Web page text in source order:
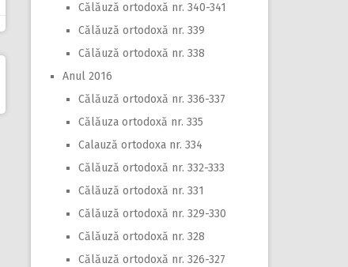
Călăuză ortodoxă nr. 340-341
Călăuză ortodoxă nr. 339
Călăuză ortodoxă nr. 338
Anul 2016
Călăuză ortodoxă nr. 336-337
Călăuza ortodoxă nr. 335
Calauză ortodoxa nr. 334
Călăuză ortodoxă nr. 332-333
Călăuză ortodoxă nr. 331
Călăuză ortodoxă nr. 329-330
Călăuză ortodoxă nr. 328
Călăuză ortodoxă nr. 326-327